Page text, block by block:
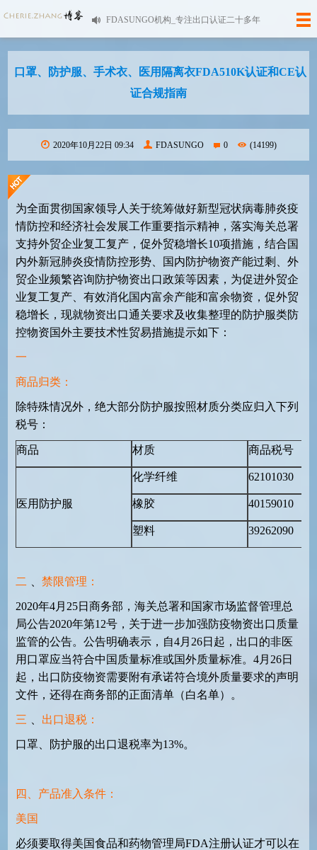
FDASUNGO机构_专注出口认证二十多年
口罩、防护服、手术衣、医用隔离衣FDA510K认证和CE认
证合规指南
2020年10月22日 09:34 FDASUNGO 0 (14199)
为全面贯彻国家领导人关于统筹做好新型冠状病毒肺炎疫
情防控和经济社会发展工作重要指示精神，落实海关总署
支持外贸企业复工复产，促外贸稳增长10项措施，结合国
内外新冠肺炎疫情防控形势、国内防护物资产能过剩、外
贸企业频繁咨询防护物资出口政策等因素，为促进外贸企
业复工复产、有效消化国内富余产能和富余物资，促外贸
稳增长，现就物资出口通关要求及收集整理的防护服类防
控物资国外主要技术性贸易措施提示如下：
一
商品归类：
除特殊情况外，绝大部分防护服按照材质分类应归入下列
税号：
商品 材质 商品税号
医用防护服
化学纤维 62101030
橡胶 40159010
塑料 39262090
二 禁限管理：
2020年4月 25日商务部，海关总署和国家市场监督管理总
局公告2020年第12号，关于进一步加强防疫物资出口质量
监管的公告。公告明确表示，自4月 26日起，出口的非医
用口罩应当符合中国质量标准或国外质量标准。 4月 26日
起，出口防疫物资需要附有承诺符合境外质量要求的声明
文件，还得在商务部的正面清单（白名单）。
三 出口退税：
口罩、防护服的出口退税率为13%。
四、产品准入条件：
美国
必须要取得美国食品和药物管理局FDA注册认证才可以在